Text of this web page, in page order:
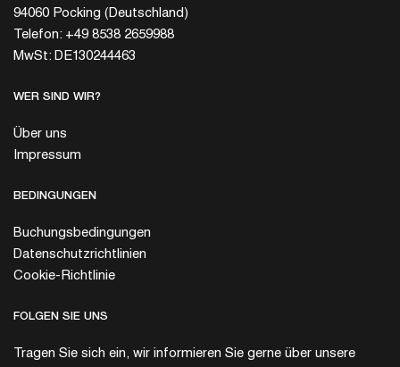
94060 Pocking (Deutschland)
Telefon: +49 8538 2659988
MwSt: DE130244463
WER SIND WIR?
Über uns
Impressum
BEDINGUNGEN
Buchungsbedingungen
Datenschutzrichtlinien
Cookie-Richtlinie
FOLGEN SIE UNS
Tragen Sie sich ein, wir informieren Sie gerne über unsere